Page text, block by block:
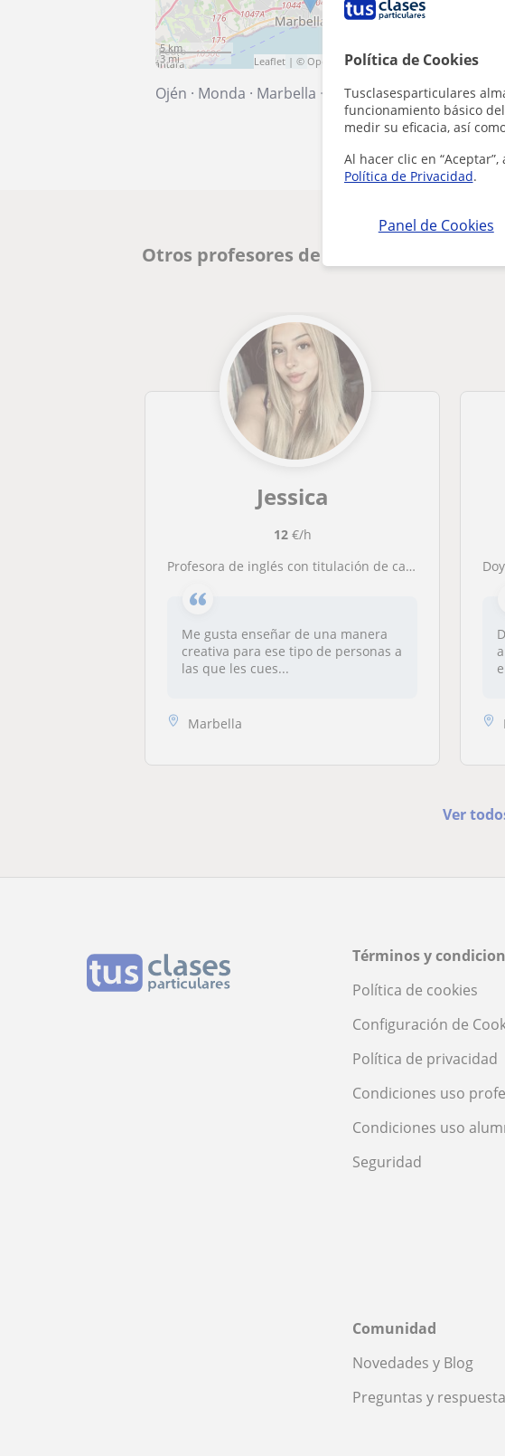
Política de Cookies
Tusclasesparticulares
funcionamiento básico
medir su eficacia, así
Al hacer clic en
Política de Privacidad.
Panel de Cookies
5 km
3 mi
Leaflet | ©OpenStreetMapcontributors
Ojén · Monda · Marbella · Istán
Otros profesores de Inglés en Marbella
Jessica
12€/h
Profesora de inglés con titulación de cambridge queriendo dar clase a primaria.
Me gusta enseñar de una manera
creativa para ese tipo de personas a
las que les cues...
Marbella
Ver
Términos y
Política de cookies
Configuración de
Política de privacidad
Condiciones uso
Condiciones uso
Seguridad
Comunidad
Novedades y Blog
Preguntas y